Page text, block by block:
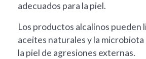
adecuados para la piel.
Los productos alcalinos pueden
aceites naturales y la
la piel de agresiones externas.